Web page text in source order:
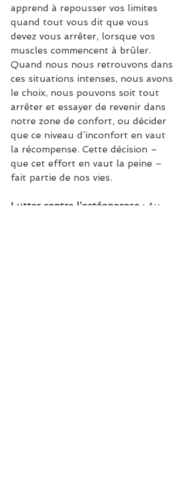
apprend à repousser vos limites
quand tout vous dit que vous
devez vous arrêter, lorsque vos
muscles commencent à brûler.
Quand nous nous retrouvons dans
ces situations intenses, nous avons
le choix, nous pouvons soit tout
arrêter et essayer de revenir dans
notre zone de confort, ou décider
que ce niveau d’inconfort en vaut
la récompense. Cette décision –
que cet effort en vaut la peine –
fait partie de nos vies.
Lutter contre l’ostéoporose : Au